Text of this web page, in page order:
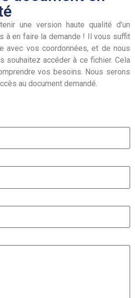
une version haute qualité d’un
à en faire la demande ! Il vous suffit
avec vos coordonnées, et de nous
souhaitez accéder à ce fichier. Cela
vos besoins. Nous serons
au document demandé.